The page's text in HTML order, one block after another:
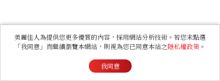
美麗佳人為提供您更多優質的內容，採用網站分析技術。若您未點選
「我同意」而繼續瀏覽本網站，則視為您已同意本站之隱私權政策 。
我同意